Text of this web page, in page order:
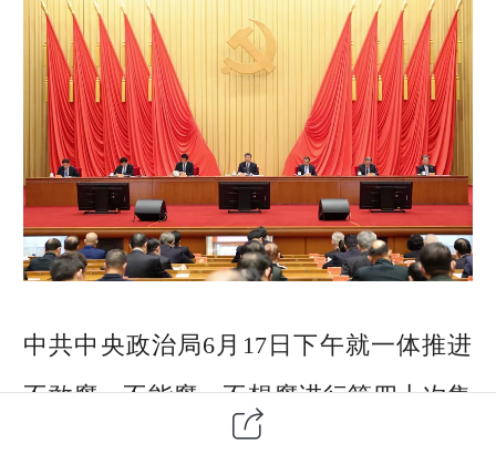
中共中央政治局6月17日下午就一体推进
不敢腐、不能腐、不想腐进行第四十次集
体学习。中共中央总书记习近平在主持学